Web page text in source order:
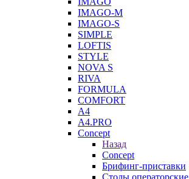
IMAGO-M
IMAGO-S
SIMPLE
LOFTIS
STYLE
NOVA S
RIVA
FORMULA
COMFORT
A4
A4.PRO
Concept
Назад
Concept
Брифинг-приставки
Столы операторские